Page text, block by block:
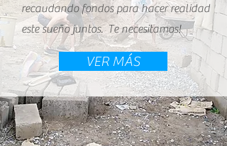
recaudando fondos para hacer realidad
este sueño juntos. Te necesitamos!
VER MÁS